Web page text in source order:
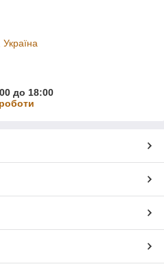
організацій
магазинів
матеріали у ТРЦ
час виборів
пропозиції
до 18:00